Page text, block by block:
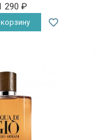
290₽